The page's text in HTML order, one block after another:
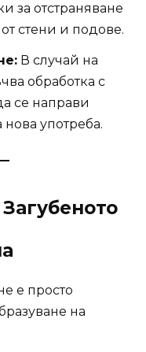
за отстраняване
стени и подове.
В случай на
обработка с
се направи
нова употреба.
е просто
на